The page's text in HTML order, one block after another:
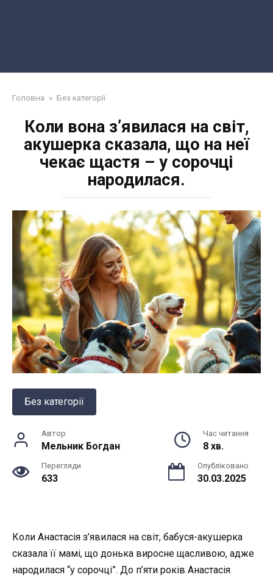
Головна » Без категорії
Коли вона з’явилася на світ,
акушерка сказала, що на неї
чекає щастя – у сорочці
народилася.
Без категорії
Автор
Мельник Богдан
Час читання
8 хв.
Перегляди
633
Опубліковано
30.03.2025
Коли Анастасія з’явилася на світ, бабуся-акушерка
сказала її мамі, що донька виросне щасливою, адже
народилася “у сорочці”. До п’яти років Анастасія